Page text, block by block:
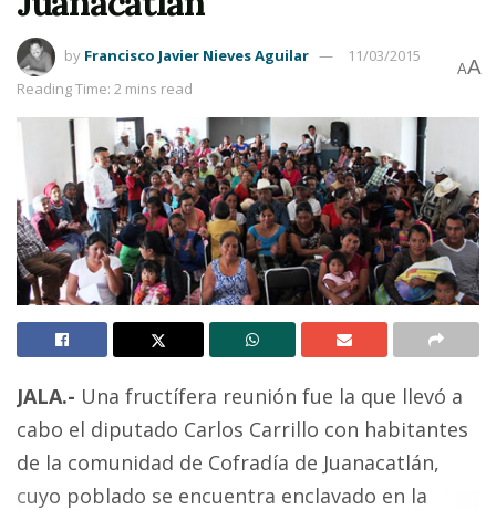
by Francisco Javier Nieves Aguilar
11/03/2015
Reading Time: 2 mins read
AA
JALA.- Una fructífera reunión fue la que llevó a
cabo el diputado Carlos Carrillo con habitantes
de la comunidad de Cofradía de Juanacatlán,
cuyo poblado se encuentra enclavado en la